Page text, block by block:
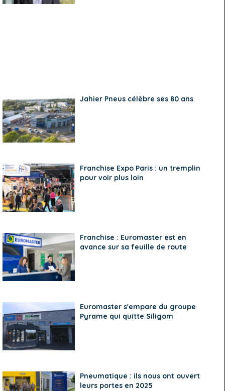
Jahier Pneus célèbre ses 80 ans
Franchise Expo Paris : un tremplin
pour voir plus loin
Franchise : Euromaster est en
avance sur sa feuille de route
Euromaster s'empare du groupe
Pyrame qui quitte Siligom
Pneumatique : ils nous ont ouvert
leurs portes en 2025